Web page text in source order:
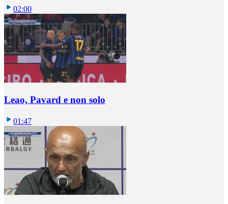
02:00
Leao, Pavard e non solo
01:47